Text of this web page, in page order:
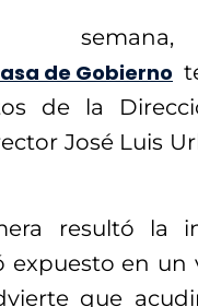
de Gobierno
de la
José Luis
resultó la
en un
que